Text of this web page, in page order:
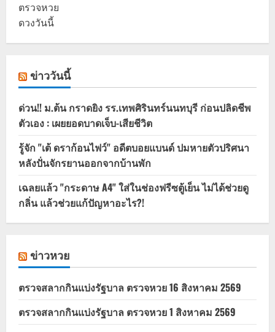
ตรวจหวย
ดวงวันนี้
ข่าววันนี้
ด่วน!! ม.ต้น กราดยิง รร.เทพศิรินทร์นนทบุรี ก่อนปลิดชีพ
ตัวเอง : เผยยอดบาดเจ็บ-เสียชีวิต
รู้จัก "เต้ ดราก้อนไฟว์" อดีตบอยแบนด์ ปมหายตัวปริศนา
หลังปั่นจักรยานออกจากบ้านพัก
เฉลยแล้ว "กระดาษ A4" ใส่ในช่องฟรีซตู้เย็น ไม่ได้ช่วยดู
กลิ่น แล้วช่วยแก้ปัญหาอะไร?!
ข่าวหวย
ตรวจสลากกินแบ่งรัฐบาล ตรวจหวย 16 สิงหาคม 2569
ตรวจสลากกินแบ่งรัฐบาล ตรวจหวย 1 สิงหาคม 2569